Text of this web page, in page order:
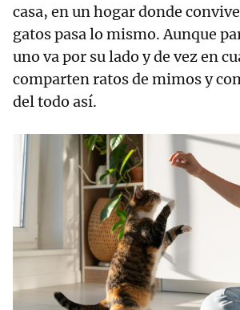
casa, en un hogar donde
gatos pasa lo mismo. Aunque
uno va por su lado y de vez en
comparten ratos de mimos y
del todo así.